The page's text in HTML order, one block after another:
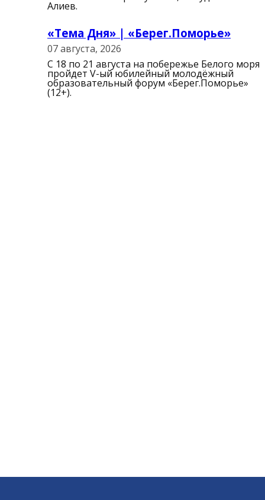
Алиев.
«Тема Дня» | «Берег.Поморье»
07 августа, 2026
С 18 по 21 августа на побережье Белого моря
пройдет V-ый юбилейный молодёжный
образовательный форум «Берег.Поморье»
(12+).